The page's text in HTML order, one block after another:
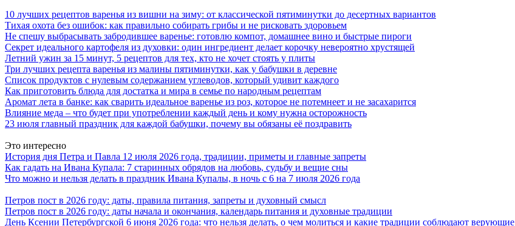
10 лучших рецептов варенья из вишни на зиму: от классической пятиминутки до десертных вариантов
Тихая охота без ошибок: как правильно собирать грибы и не рисковать здоровьем
Не спешу выбрасывать забродившее варенье: готовлю компот, домашнее вино и быстрые пироги
Секрет идеального картофеля из духовки: один ингредиент делает корочку невероятно хрустящей
Летний ужин за 15 минут, 5 рецептов для тех, кто не хочет стоять у плиты
Три лучших рецепта варенья из малины пятиминутки, как у бабушки в деревне
Список продуктов с нулевым содержанием углеводов, который удивит каждого
Как приготовить блюда для достатка и мира в семье по народным рецептам
Аромат лета в банке: как сварить идеальное варенье из роз, которое не потемнеет и не засахарится
Влияние меда – что будет при употреблении каждый день и кому нужна осторожность
23 июля главный праздник для каждой бабушки, почему вы обязаны её поздравить
Это интересно
История дня Петра и Павла 12 июля 2026 года, традиции, приметы и главные запреты
Как гадать на Ивана Купала: 7 старинных обрядов на любовь, судьбу и вещие сны
Что можно и нельзя делать в праздник Ивана Купалы, в ночь с 6 на 7 июля 2026 года
Петров пост в 2026 году: даты, правила питания, запреты и духовный смысл
Петров пост в 2026 году: даты начала и окончания, календарь питания и духовные традиции
День Ксении Петербургской 6 июня 2026 года: что нельзя делать, о чем молиться и какие традиции соблюдают верующие